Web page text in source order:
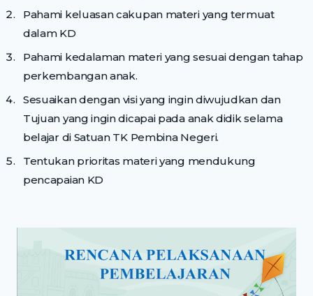
Pahami keluasan cakupan materi yang termuat
dalam KD
Pahami kedalaman materi yang sesuai dengan tahap
perkembangan anak.
Sesuaikan dengan visi yang ingin diwujudkan dan
Tujuan yang ingin dicapai pada anak didik selama
belajar di Satuan TK Pembina Negeri.
Tentukan prioritas materi yang mendukung
pencapaian KD